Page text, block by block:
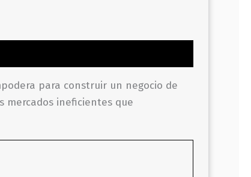
para construir un negocio de
mercados ineficientes que